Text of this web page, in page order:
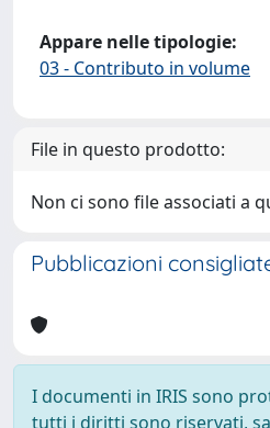
Appare nelle tipologie:
03 - Contributo in volume
File in questo prodotto:
Non ci sono file associati a
Pubblicazioni
I documenti in IRIS sono
tutti i diritti sono riservati,